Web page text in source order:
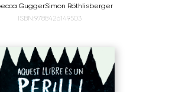
GuggerSimon Röthlisberger
ISBN:9788426149503